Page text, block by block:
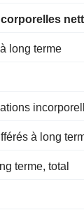
long terme
à long
terme, total